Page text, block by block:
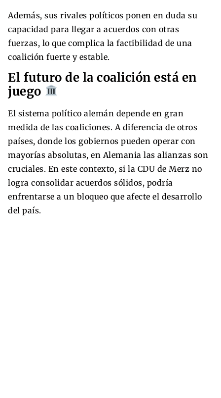
Además, sus rivales políticos ponen en duda su
capacidad para llegar a acuerdos con otras
fuerzas, lo que complica la factibilidad de una
coalición fuerte y estable.
El futuro de la coalición está en
juego
El sistema político alemán depende en gran
medida de las coaliciones. A diferencia de otros
países, donde los gobiernos pueden operar con
mayorías absolutas, en Alemania las alianzas son
cruciales. En este contexto, si la CDU de Merz no
logra consolidar acuerdos sólidos, podría
enfrentarse a un bloqueo que afecte el desarrollo
del país.